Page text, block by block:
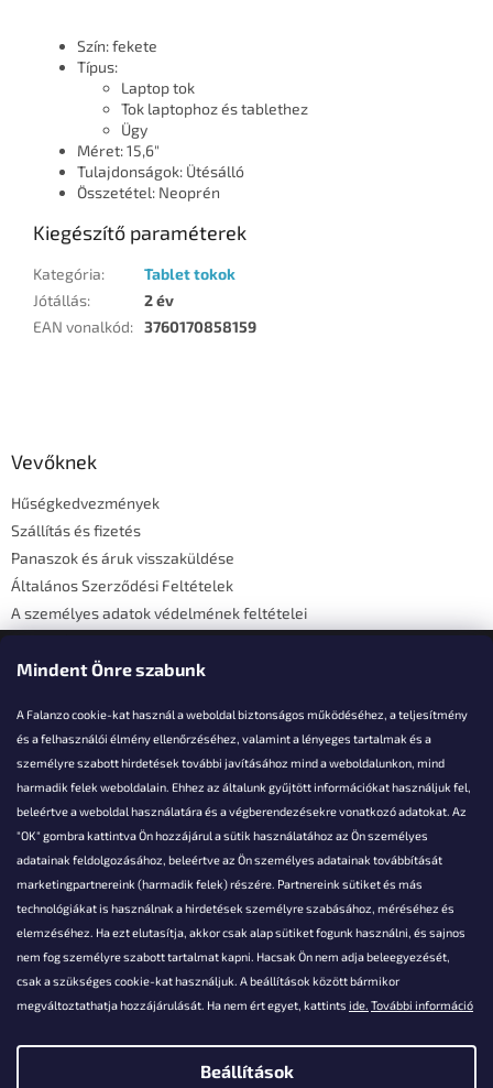
Mindent Önre szabunk
A Falanzo cookie-kat használ a weboldal biztonságos működéséhez, a teljesítmény
és a felhasználói élmény ellenőrzéséhez, valamint a lényeges tartalmak és a
személyre szabott hirdetések további javításához mind a weboldalunkon, mind
harmadik felek weboldalain. Ehhez az általunk gyűjtött információkat használjuk fel,
beleértve a weboldal használatára és a végberendezésekre vonatkozó adatokat. Az
"OK" gombra kattintva Ön hozzájárul a sütik használatához az Ön személyes
adatainak feldolgozásához, beleértve az Ön személyes adatainak továbbítását
marketingpartnereink (harmadik felek) részére. Partnereink sütiket és más
technológiákat is használnak a hirdetések személyre szabásához, méréséhez és
elemzéséhez. Ha ezt elutasítja, akkor csak alap sütiket fogunk használni, és sajnos
nem fog személyre szabott tartalmat kapni. Hacsak Ön nem adja beleegyezését,
csak a szükséges cookie-kat használjuk. A beállítások között bármikor
megváltoztathatja hozzájárulását. Ha nem ért egyet, kattints ide. További információ
Beállítások
Szín: fekete
Típus:
Laptop tok
Tok laptophoz és tablethez
Ügy
Méret: 15,6"
Tulajdonságok: Ütésálló
Összetétel: Neoprén
Kiegészítő paraméterek
Kategória:
Tablet tokok
Jótállás:
2 év
EAN vonalkód: 3760170858159
Vevőknek
Hűségkedvezmények
Szállítás és fizetés
Panaszok és áruk visszaküldése
Általános Szerződési Feltételek
A személyes adatok védelmének feltételei
Elérhetőségi adatok
Akarsz kérdezni valamit?
info@falanzo.hu